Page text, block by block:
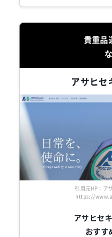
貴重品
アサヒセ
引用元HP：ア
https://
アサヒセ
おすす